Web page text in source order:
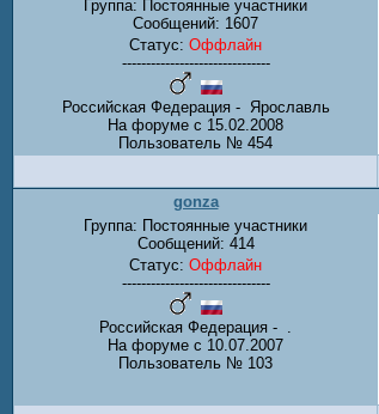
Группа: Постоянные участники
Сообщений: 1607
Статус: Оффлайн
-------------------------------
Российская Федерация - Ярославль
На форуме с 15.02.2008
Пользователь № 454
gonza
Группа: Постоянные участники
Сообщений: 414
Статус: Оффлайн
-------------------------------
Российская Федерация - .
На форуме с 10.07.2007
Пользователь № 103